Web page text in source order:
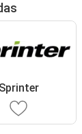
Sprinter